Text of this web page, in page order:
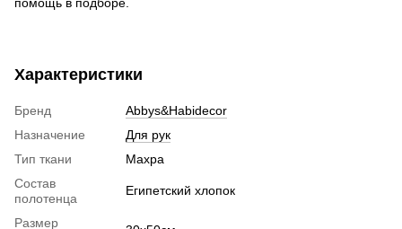
Характеристики
Бренд
Abbys&Habidecor
Назначение
Для рук
Тип ткани
Махра
Состав
полотенца
Египетский хлопок
Размер